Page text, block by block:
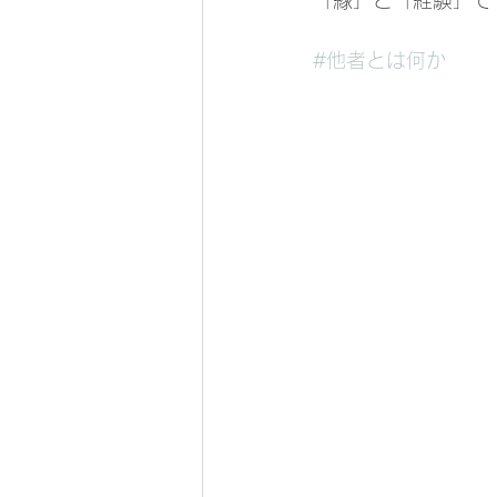
#他者とは何か